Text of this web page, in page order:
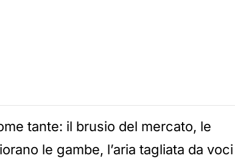
tante: il brusio del mercato, le
le gambe, l’aria tagliata da voci